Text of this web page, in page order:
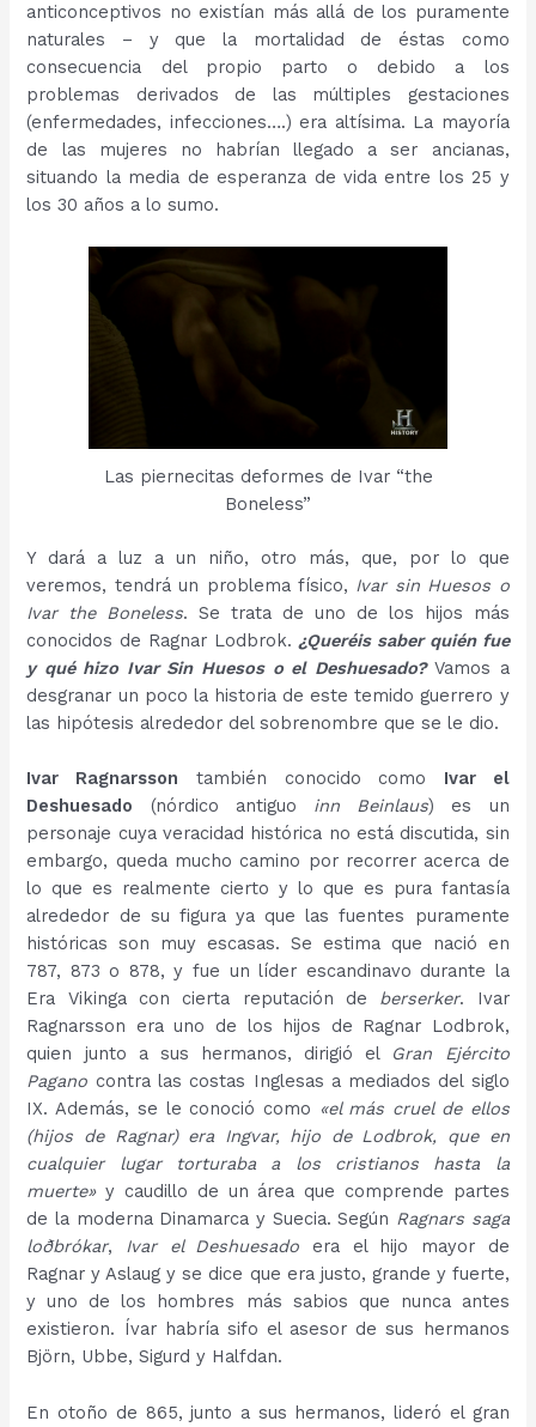
anticonceptivos no existían más allá de los puramente
naturales – y que la mortalidad de éstas como
consecuencia del propio parto o debido a los
problemas derivados de las múltiples gestaciones
(enfermedades, infecciones….) era altísima. La mayoría
de las mujeres no habrían llegado a ser ancianas,
situando la media de esperanza de vida entre los 25 y
los 30 años a lo sumo.
Las piernecitas deformes de Ivar “the
Boneless”
Y dará a luz a un niño, otro más, que, por lo que
veremos, tendrá un problema físico, Ivar sin Huesos o
Ivar the Boneless. Se trata de uno de los hijos más
conocidos de Ragnar Lodbrok.¿Queréis saber quién fue
y qué hizo Ivar Sin Huesos o el Deshuesado?Vamos a
desgranar un poco la historia de este temido guerrero y
las hipótesis alrededor del sobrenombre que se le dio.
Ivar Ragnarsson también conocido como Ivar el
Deshuesado (nórdico antiguo inn Beinlaus) es un
personaje cuya veracidad histórica no está discutida, sin
embargo, queda mucho camino por recorrer acerca de
lo que es realmente cierto y lo que es pura fantasía
alrededor de su figura ya que las fuentes puramente
históricas son muy escasas. Se estima que nació en
787, 873 o 878, y fue un líder escandinavo durante la
Era Vikinga con cierta reputación de berserker. Ivar
Ragnarsson era uno de los hijos de Ragnar Lodbrok,
quien junto a sus hermanos, dirigió el Gran Ejército
Pagano contra las costas Inglesas a mediados del siglo
IX. Además, se le conoció como «el más cruel de ellos
(hijos de Ragnar) era Ingvar, hijo de Lodbrok, que en
cualquier lugar torturaba a los cristianos hasta la
muerte»y caudillo de un área que comprende partes
de la moderna Dinamarca y Suecia. Según Ragnars saga
loðbrókar, Ivar el Deshuesado era el hijo mayor de
Ragnar y Aslaug y se dice que era justo, grande y fuerte,
y uno de los hombres más sabios que nunca antes
existieron. Ívar habría sifo el asesor de sus hermanos
Björn, Ubbe, Sigurd y Halfdan.
En otoño de 865, junto a sus hermanos, lideró el gran